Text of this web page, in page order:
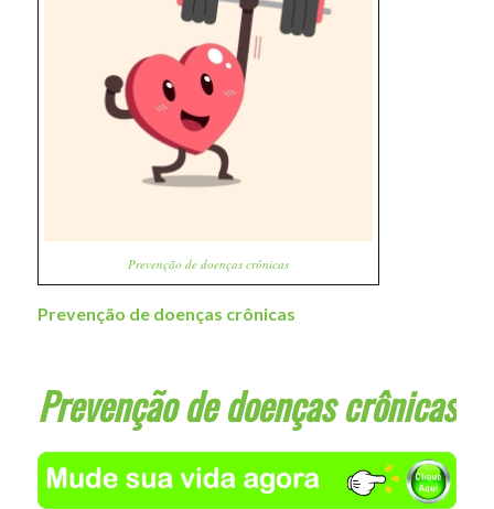
Prevenção de doenças crônicas
Prevenção de doenças crônicas
Prevenção de doenças crônicas